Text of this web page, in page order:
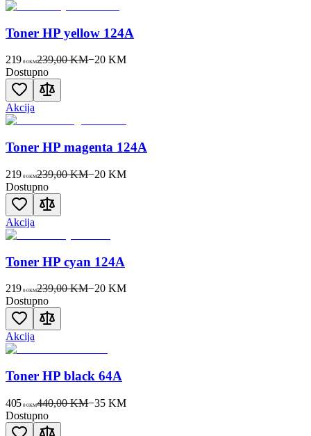
Toner HP yellow 124A
219 00KM239,00 KM−20 KM
Dostupno
Akcija
Toner HP magenta 124A
219 00KM239,00 KM−20 KM
Dostupno
Akcija
Toner HP cyan 124A
219 00KM239,00 KM−20 KM
Dostupno
Akcija
Toner HP black 64A
405 00KM440,00 KM−35 KM
Dostupno